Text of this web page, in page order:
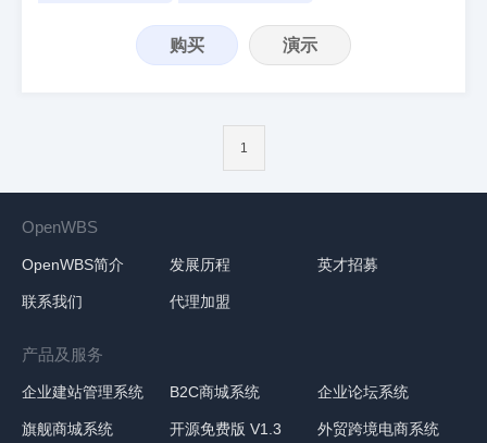
购买 演示
1
OpenWBS
OpenWBS简介 发展历程 英才招募
联系我们 代理加盟
产品及服务
企业建站管理系统 B2C商城系统 企业论坛系统
旗舰商城系统 开源免费版 V1.3 外贸跨境电商系统